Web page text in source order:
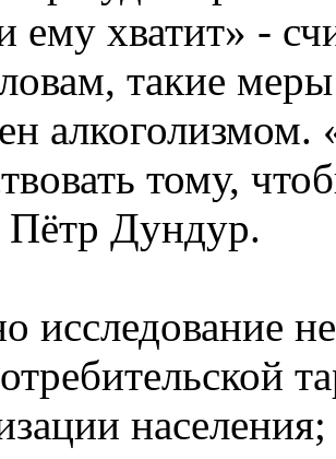
ему хватит» -
такие
алкоголизмом.
тому,
Пётр Дундур.
исследование